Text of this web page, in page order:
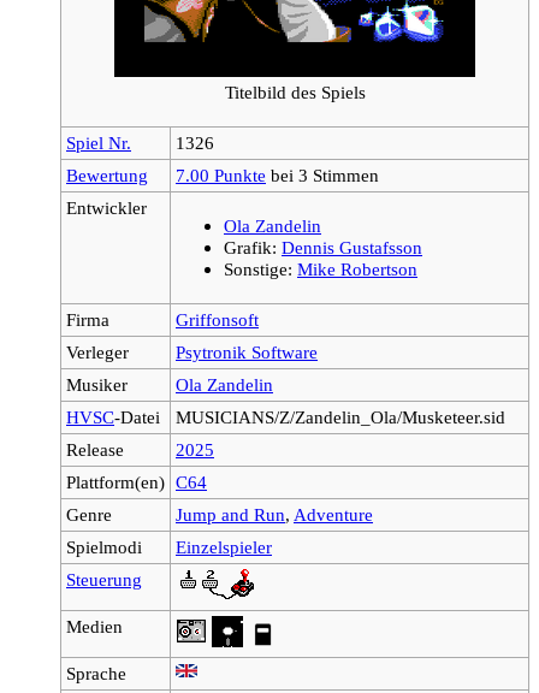
Titelbild des Spiels
Spiel Nr.
1326
Bewertung
7.00 Punkte bei 3 Stimmen
Entwickler
Ola Zandelin
Grafik: Dennis Gustafsson
Sonstige: Mike Robertson
Firma
Griffonsoft
Verleger
Psytronik Software
Musiker
Ola Zandelin
HVSC-Datei
MUSICIANS/Z/Zandelin_Ola/Musketeer.sid
Release
2025
Plattform(en) C64
Genre
Jump and Run, Adventure
Spielmodi
Einzelspieler
Steuerung
Medien
Sprache